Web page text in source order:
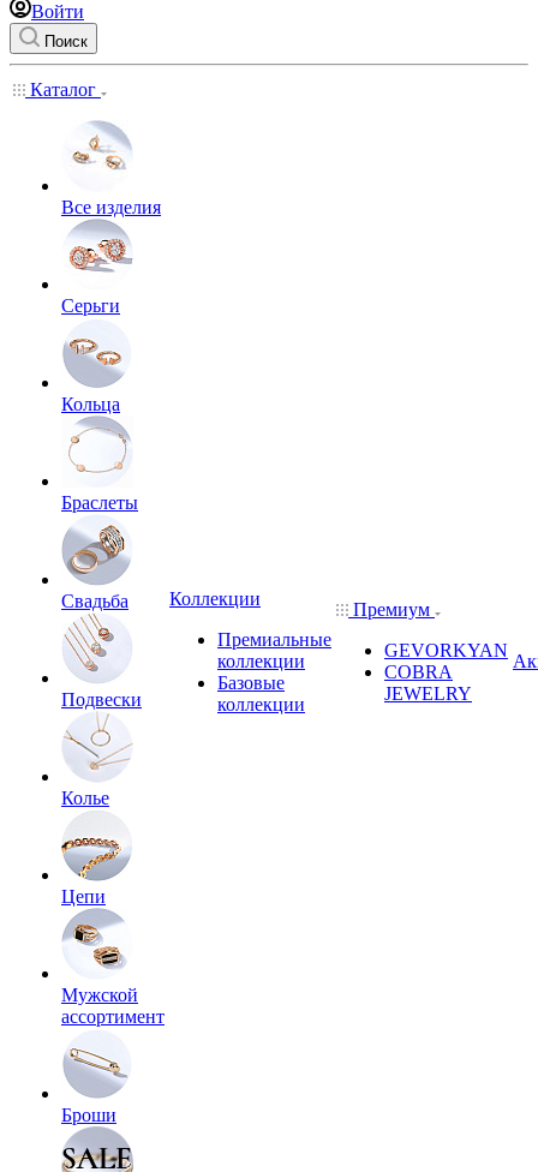
Войти
Поиск
Каталог
Все изделия
Серьги
Кольца
Браслеты
Свадьба
Подвески
Колье
Цепи
Мужской
ассортимент
Броши
Коллекции
Премиальные
коллекции
Базовые
коллекции
Премиум
GEVORKYAN
COBRA
JEWELRY